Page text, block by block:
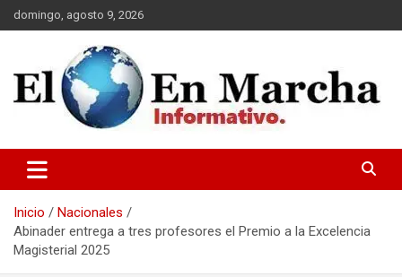
Saltar
al
domingo, agosto 9, 2026
elmundoenmarcha.net
Inicio
Nacionales
Abinader entrega a tres profesores el Premio a la Excelencia
Magisterial 2025